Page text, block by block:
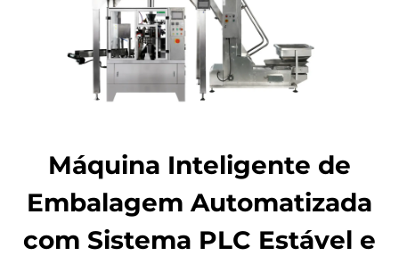
Máquina Inteligente de
Embalagem Automatizada
com Sistema PLC Estável e